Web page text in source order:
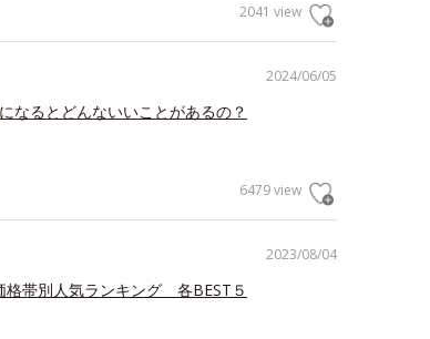
2041 view
2024/06/05
なるとどんないいことがあるの？
6479 view
2023/08/04
格帯別人気ランキング 各BEST５